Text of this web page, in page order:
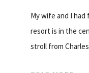
My wife and I had
resort is in the
stroll from